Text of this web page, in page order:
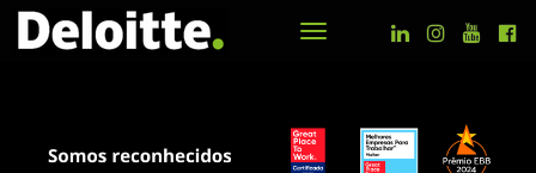
Navegar